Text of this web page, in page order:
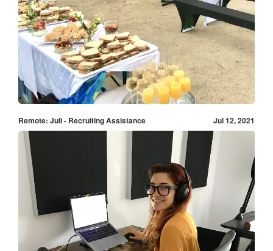
Remote: Juli - Recruiting Assistance Jul 12, 2021